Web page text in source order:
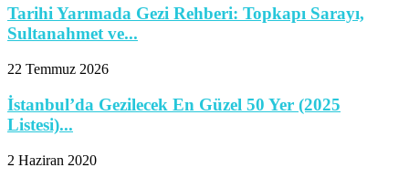
Tarihi Yarımada Gezi Rehberi: Topkapı Sarayı,
Sultanahmet ve...
22 Temmuz 2026
İstanbul’da Gezilecek En Güzel 50 Yer (2025
Listesi)...
2 Haziran 2020